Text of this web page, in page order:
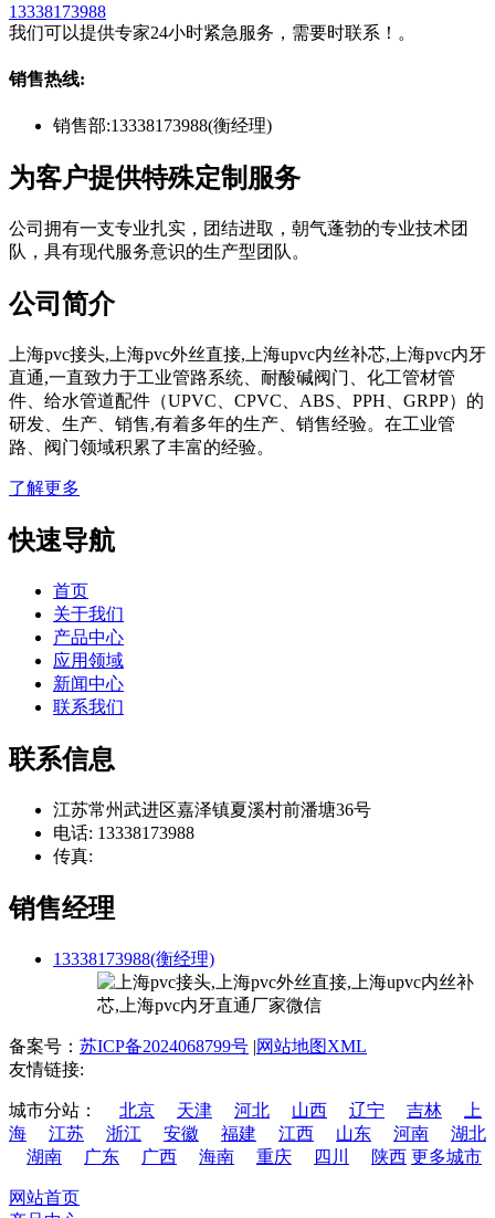
13338173988
我们可以提供专家24小时紧急服务，需要时联系！。
销售热线:
销售部:13338173988(衡经理)
为客户提供特殊定制服务
公司拥有一支专业扎实，团结进取，朝气蓬勃的专业技术团
队，具有现代服务意识的生产型团队。
公司简介
上海pvc接头,上海pvc外丝直接,上海upvc内丝补芯,上海pvc内牙
直通,一直致力于工业管路系统、耐酸碱阀门、化工管材管
件、给水管道配件（UPVC、CPVC、ABS、PPH、GRPP）的
研发、生产、销售,有着多年的生产、销售经验。在工业管
路、阀门领域积累了丰富的经验。
了解更多
快速导航
首页
关于我们
产品中心
应用领域
新闻中心
联系我们
联系信息
江苏常州武进区嘉泽镇夏溪村前潘塘36号
电话: 13338173988
传真:
销售经理
13338173988(衡经理)
备案号： 苏ICP备2024068799号 |网站地图XML
友情链接:
城市分站： 北京 天津 河北 山西 辽宁 吉林
上
海
江苏 浙江 安徽 福建 江西 山东 河南
湖北
湖南
广东 广西 海南 重庆 四川 陕西 更多城市
网站首页